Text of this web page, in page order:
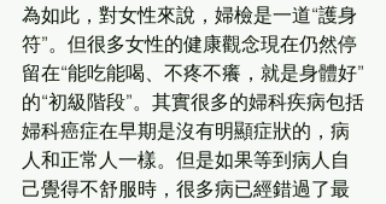
為如此，對女性來說，婦檢是一道“護身
符”。但很多女性的健康觀念現在仍然停
留在“能吃能喝、不疼不癢，就是身體好”
的“初級階段”。其實很多的婦科疾病包括
婦科癌症在早期是沒有明顯症狀的，病
人和正常人一樣。但是如果等到病人自
己覺得不舒服時，很多病已經錯過了最